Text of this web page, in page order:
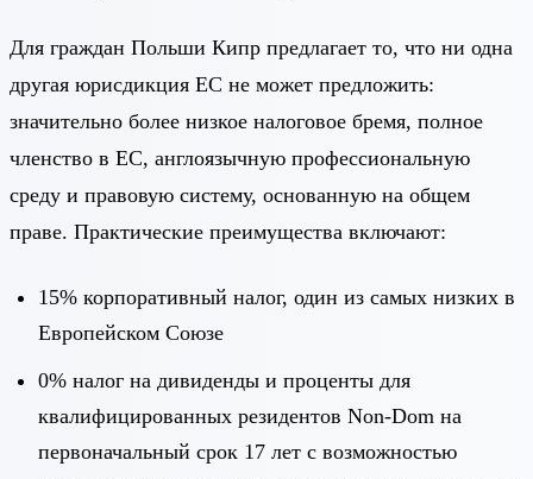
Для граждан Польши Кипр предлагает то, что ни одна
другая юрисдикция ЕС не может предложить:
значительно более низкое налоговое бремя, полное
членство в ЕС, англоязычную профессиональную
среду и правовую систему, основанную на общем
праве. Практические преимущества включают:
15% корпоративный налог, один из самых низких в
Европейском Союзе
0% налог на дивиденды и проценты для
квалифицированных резидентов Non-Dom на
первоначальный срок 17 лет с возможностью